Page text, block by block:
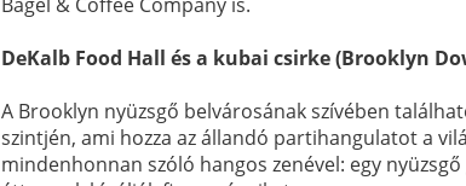
DeKalb Food Hall és a kubai csirke (Brooklyn
A Brooklyn nyüzsgő belvárosának szívében
szintjén, ami hozza az állandó partihangulatot a
mindenhonnan szóló hangos zenével: egy